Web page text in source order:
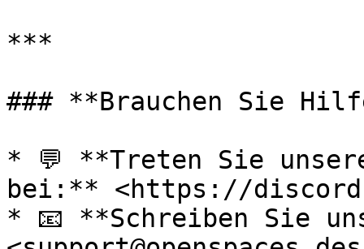
***
### **Brauchen Sie
* 💬 **Treten Sie
bei:** <https://
* 📧 **Schreiben Sie